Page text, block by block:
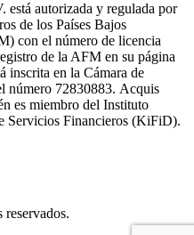
está autorizada y regulada por
de los Países Bajos
con el número de licencia
de la AFM en su página
inscrita en la Cámara de
número 72830883. Acquis
es miembro del Instituto
Servicios Financieros (KiFiD).